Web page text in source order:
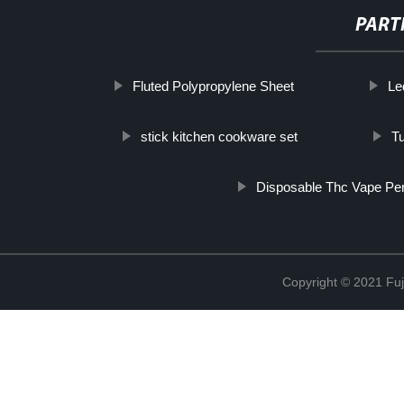
Fluted Polypropylene Sheet
stick kitchen cookware set
Disposable Thc Vape
Copyright © 2021